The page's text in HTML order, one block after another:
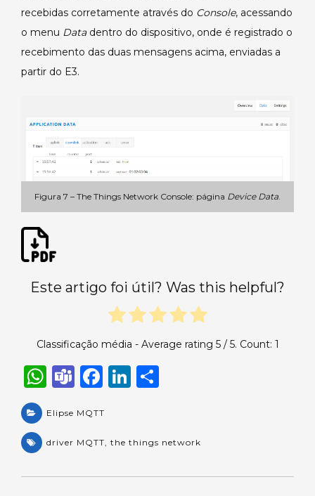
recebidas corretamente através do Console, acessando
o menu Datadentro do dispositivo, onde é registrado o
recebimento das duas mensagens acima, enviadas a
partir do E3.
Figura 7 – The Things Network Console: página Device Data.
Este artigo foi útil? Was this helpful?
Classificação média - Average rating 5/ 5. Count: 1
W
a
ts
T
a
m
F
e
Li
e
e
Elipse MQTT
driver MQTT the things network